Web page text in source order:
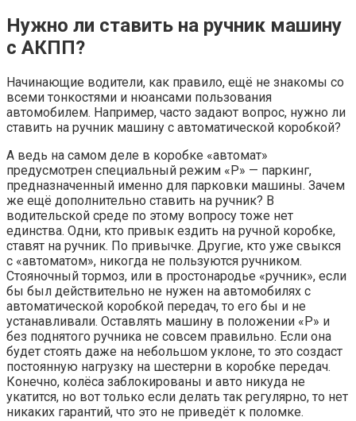
Нужно ли ставить на ручник машину
с АКПП?
Начинающие водители, как правило, ещё не знакомы со
всеми тонкостями и нюансами пользования
автомобилем. Например, часто задают вопрос, нужно ли
ставить на ручник машину с автоматической коробкой?
А ведь на самом деле в коробке «автомат»
предусмотрен специальный режим «Р» — паркинг,
предназначенный именно для парковки машины. Зачем
же ещё дополнительно ставить на ручник? В
водительской среде по этому вопросу тоже нет
единства. Одни, кто привык ездить на ручной коробке,
ставят на ручник. По привычке. Другие, кто уже свыкся
с «автоматом», никогда не пользуются ручником.
Стояночный тормоз, или в простонародье «ручник», если
бы был действительно не нужен на автомобилях с
автоматической коробкой передач, то его бы и не
устанавливали. Оставлять машину в положении «Р» и
без поднятого ручника не совсем правильно. Если она
будет стоять даже на небольшом уклоне, то это создаст
постоянную нагрузку на шестерни в коробке передач.
Конечно, колёса заблокированы и авто никуда не
укатится, но вот только если делать так регулярно, то нет
никаких гарантий, что это не приведёт к поломке.